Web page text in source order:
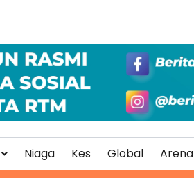
Niaga Kes Global Arena